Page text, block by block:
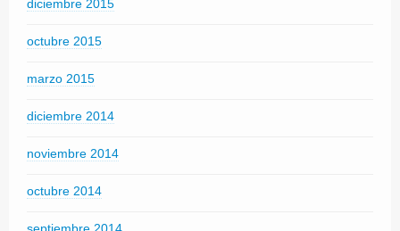
diciembre 2015
octubre 2015
marzo 2015
diciembre 2014
noviembre 2014
octubre 2014